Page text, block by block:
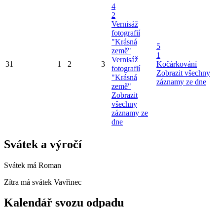
31 1 2 3
4
2
Vernisáž
fotografií
"Krásná
země"
Vernisáž
fotografií
"Krásná
země"
Zobrazit
všechny
záznamy ze
dne
5
1
Kočárkování
Zobrazit všechny
záznamy ze dne
Svátek a výročí
Svátek má Roman
Zítra má svátek Vavřinec
Kalendář svozu odpadu